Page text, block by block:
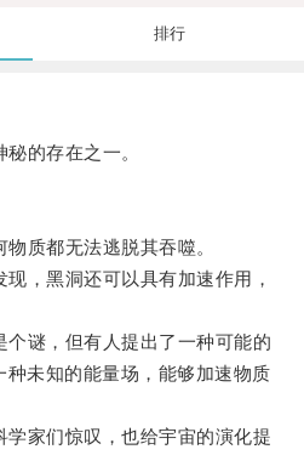
排行
的存在之一。
质都无法逃脱其吞噬。
，黑洞还可以具有加速作用，
谜，但有人提出了一种可能的
未知的能量场，能够加速物质
家们惊叹，也给宇宙的演化提